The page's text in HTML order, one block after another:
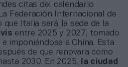
citas del calendario
Federación Internacional de
que Italia será la sede de la
entre 2025 y 2027, tomado
imponiéndose a China. Esta
de que renovara como
2030. En 2025,
la ciudad